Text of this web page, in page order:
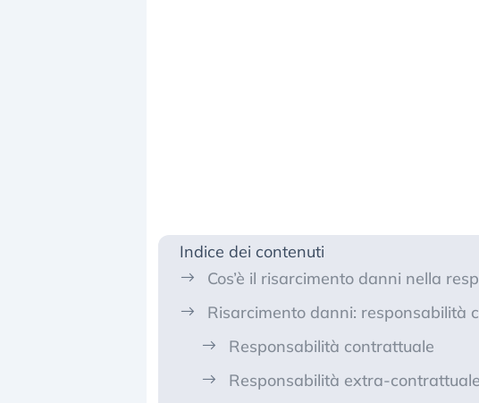
Indice dei contenuti
Cos’è il risarcimento danni nella
Risarcimento danni: responsabilità
Responsabilità contrattuale
Responsabilità extra-